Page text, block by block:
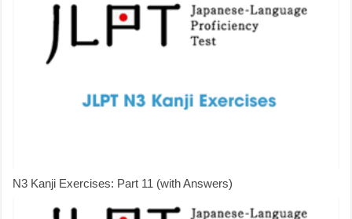
N3 Kanji Exercises: Part 11 (with Answers)